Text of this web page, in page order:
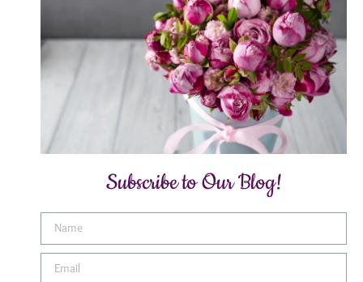
Subscribe to Our Blog!